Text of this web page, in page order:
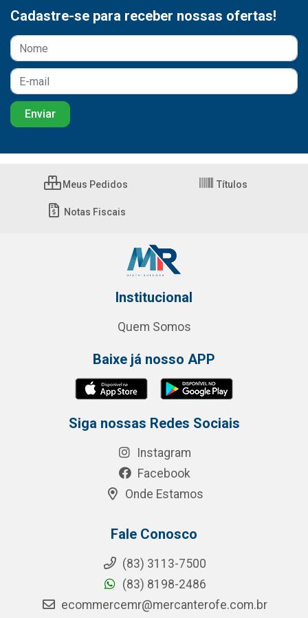
Cadastre-se para receber nossas ofertas!
Meus Pedidos Títulos
Notas Fiscais
Institucional
Quem Somos
Baixe já nosso APP
Siga nossas Redes Sociais
Instagram
Facebook
Onde Estamos
Fale Conosco
(83) 3113-7500
(83) 8198-2486
ecommercemr@mercanterofe.com.br